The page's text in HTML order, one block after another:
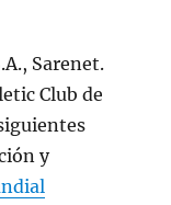
Sarenet.
Club de
y